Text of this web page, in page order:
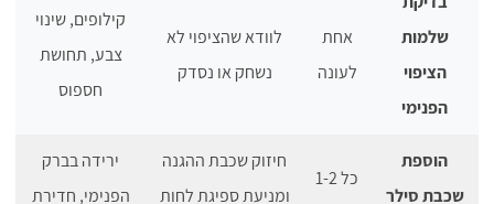
שלמות
הציפוי
הפנימי
אחת
לעונה
לוודא שהציפוי לא
נשחק או נסדק
קילופים, שינוי
צבע, תחושת
חספוס
הוספת
שכבת סילר
כל 1-2
חיזוק שכבת ההגנה
ומניעת ספיגת לחות
ירידה בברק
הפנימי, חדירת